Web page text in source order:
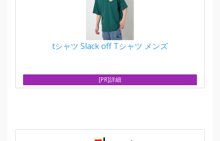
tシャツ Slack off Tシャツ メンズ
[PR]詳細